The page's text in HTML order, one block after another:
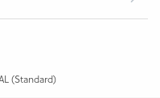
(Standard)